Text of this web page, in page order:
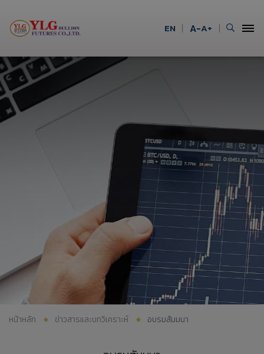
EN A-A+
หน้าหลัก ข่าวสารและบทวิเคราะห์ อบรมสัมมนา